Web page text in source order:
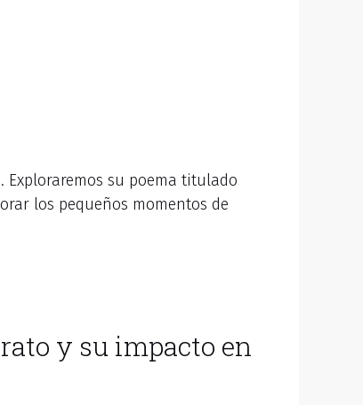
. Exploraremos su poema titulado
los pequeños momentos de
y su impacto en